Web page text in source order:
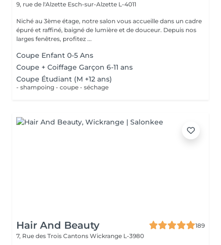
9, rue de l'Alzette Esch-sur-Alzette L-4011
Niché au 3ème étage, notre salon vous accueille dans un cadre
épuré et raffiné, baigné de lumière et de douceur. Depuis nos
larges fenêtres, profitez ...
Coupe Enfant 0-5 Ans
Coupe + Coiffage Garçon 6-11 ans
Coupe Étudiant (M +12 ans)
- shampoing - coupe - séchage
Hair And Beauty
189
7, Rue des Trois Cantons Wickrange L-3980